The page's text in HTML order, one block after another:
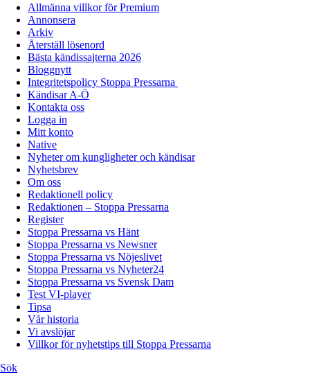
Allmänna villkor för Premium
Annonsera
Arkiv
Återställ lösenord
Bästa kändissajterna 2026
Bloggnytt
Integritetspolicy Stoppa Pressarna
Kändisar A-Ö
Kontakta oss
Logga in
Mitt konto
Native
Nyheter om kungligheter och kändisar
Nyhetsbrev
Om oss
Redaktionell policy
Redaktionen – Stoppa Pressarna
Register
Stoppa Pressarna vs Hänt
Stoppa Pressarna vs Newsner
Stoppa Pressarna vs Nöjeslivet
Stoppa Pressarna vs Nyheter24
Stoppa Pressarna vs Svensk Dam
Test VI-player
Tipsa
Vår historia
Vi avslöjar
Villkor för nyhetstips till Stoppa Pressarna
Sök